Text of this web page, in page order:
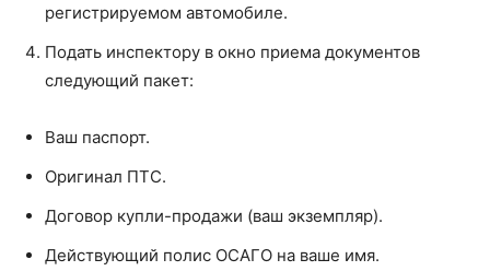
регистрируемом автомобиле.
Подать инспектору в окно приема документов
следующий пакет:
Ваш паспорт.
Оригинал ПТС.
Договор купли-продажи (ваш экземпляр).
Действующий полис ОСАГО на ваше имя.